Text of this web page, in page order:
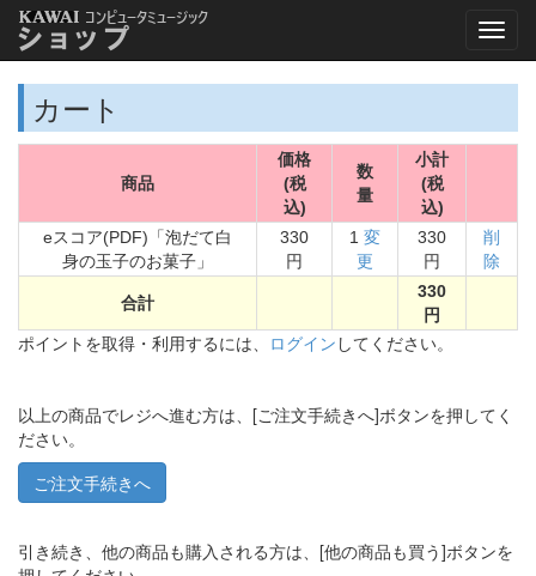
カート
商品
価格
(税
込)
数
量
小計
(税
込)
eスコア(PDF)「泡だて白
身の玉子のお菓子」
330
円
1 変
更
330
円
削
除
合計
330
円
ポイントを取得・利用するには、 ログイン してください。
以上の商品でレジへ進む方は、[ご注文手続きへ]ボタンを押してく
ださい。
引き続き、他の商品も購入される方は、[他の商品も買う]ボタンを